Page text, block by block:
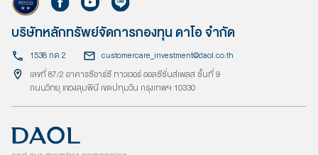
บริษัทหลักทรัพย์จัดการกองทุน ดาโอ จำกัด
1538 กด 2
customercare_investment@daol.co.th
เลขที่ 87/2 อาคารซีอาร์ซี ทาวเวอร์ ออลซีซั่นส์เพลส ชั้นที่ 9
ถนนวิทยุ แขวงลุมพินี เขตปทุมวัน กรุงเทพฯ 10330